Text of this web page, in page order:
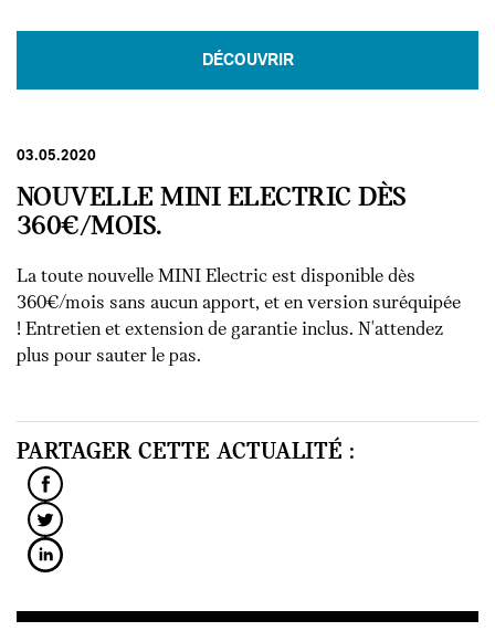
DÉCOUVRIR
03.05.2020
NOUVELLE MINI ELECTRIC DÈS
360€/MOIS.
La toute nouvelle MINI Electric est disponible dès
360€/mois sans aucun apport, et en version suréquipée
! Entretien et extension de garantie inclus. N'attendez
plus pour sauter le pas.
PARTAGER CETTE ACTUALITÉ :